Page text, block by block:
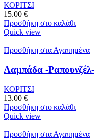
ΚΟΡΙΤΣΙ
15.00 €
Προσθήκη στο καλάθι
Quick view
Προσθήκη στα Αγαπημένα
Λαμπάδα -Ραπουνζέλ-
ΚΟΡΙΤΣΙ
13.00 €
Προσθήκη στο καλάθι
Quick view
Προσθήκη στα Αγαπημένα